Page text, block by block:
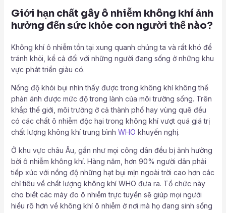
Giới hạn chất gây ô nhiễm không khí ảnh
hưởng đến sức khỏe con người thế nào?
Không khí ô nhiễm tồn tại xung quanh chúng ta và rất khó để
tránh khỏi, kể cả đối với những người đang sống ở những khu
vực phát triển giàu có.
Nồng độ khói bụi nhìn thấy được trong không khí không thể
phản ánh được mức độ trong lành của môi trường sống. Trên
khắp thế giới, môi trường ở cả thành phố hay vùng quê đều
có các chất ô nhiễm độc hại trong không khí vượt quá giá trị
chất lượng không khí trung bình WHO khuyến nghị.
Ở khu vực châu Âu, gần như mọi công dân đều bị ảnh hưởng
bởi ô nhiễm không khí. Hàng năm, hơn 90% người dân phải
tiếp xúc với nồng độ những hạt bụi mịn ngoài trời cao hơn các
chỉ tiêu về chất lượng không khí WHO đưa ra. Tổ chức này
cho biết các máy đo ô nhiễm trực tuyến sẽ giúp mọi người
hiểu rõ hơn về không khí ô nhiễm ở nơi mà họ đang sinh sống